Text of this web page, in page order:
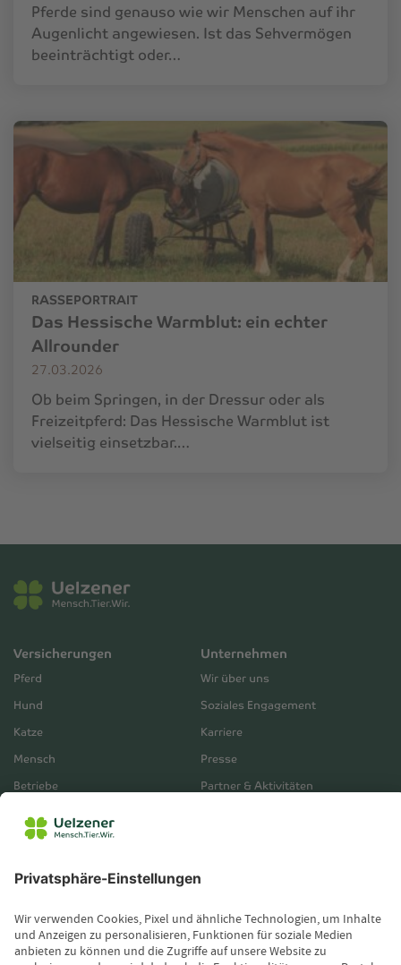
Pferde sind genauso wie wir Menschen auf ihr
Augenlicht angewiesen. Ist das Sehvermögen
beeinträchtigt oder…
RASSEPORTRAIT
Das Hessische Warmblut: ein echter
Allrounder
27.03.2026
Ob beim Springen, in der Dressur oder als
Freizeitpferd: Das Hessische Warmblut ist
vielseitig einsetzbar.…
Versicherungen
Pferd
Hund
Katze
Mensch
Betriebe
Unternehmen
Wir über uns
Soziales Engagement
Karriere
Presse
Partner & Aktivitäten
Service
Leistungsfall melden
Produktinformationen anfordern